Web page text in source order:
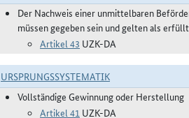
Der Nachweis einer unmittelbaren
müssen gegeben sein und gelten als
Artikel 43 UZK-DA
URSPRUNGSSYSTEMATIK
Vollständige Gewinnung oder Herstellung
Artikel 41 UZK-DA